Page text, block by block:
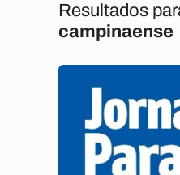
Resultados
campinaense